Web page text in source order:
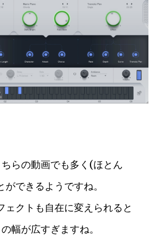
らの動画でも多く(ほとん
できるようですね。
クトも自在に変えられると
幅が広すぎますね。